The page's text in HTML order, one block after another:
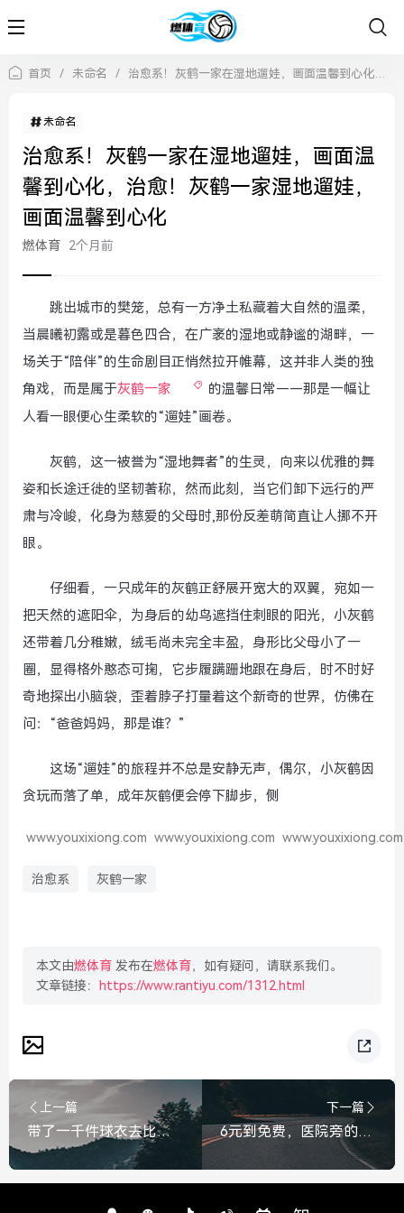
首页 / 未命名 / 治愈系！灰鹤一家在湿地遛娃，画面温馨到心化，治愈！灰鹤一家湿地遛娃，画面温馨到心化
未命名
治愈系！灰鹤一家在湿地遛娃，画面温
馨到心化，治愈！灰鹤一家湿地遛娃，
画面温馨到心化
燃体育 2个月前
跳出城市的樊笼，总有一方净土私藏着大自然的温柔，
当晨曦初露或是暮色四合，在广袤的湿地或静谧的湖畔，一
场关于“陪伴”的生命剧目正悄然拉开帷幕，这并非人类的独
角戏，而是属于灰鹤一家
的温馨日常——那是一幅让
人看一眼便心生柔软的“遛娃”画卷。
灰鹤，这一被誉为“湿地舞者”的生灵，向来以优雅的舞
姿和长途迁徙的坚韧著称，然而此刻，当它们卸下远行的严
肃与冷峻，化身为慈爱的父母时,那份反差萌简直让人挪不开
眼。
仔细看，一只成年的灰鹤正舒展开宽大的双翼，宛如一
把天然的遮阳伞，为身后的幼鸟遮挡住刺眼的阳光，小灰鹤
还带着几分稚嫩，绒毛尚未完全丰盈，身形比父母小了一
圈，显得格外憨态可掬，它步履蹒跚地跟在身后，时不时好
奇地探出小脑袋，歪着脖子打量着这个新奇的世界，仿佛在
问：“爸爸妈妈，那是谁？”
这场“遛娃”的旅程并不总是安静无声，偶尔，小灰鹤因
贪玩而落了单，成年灰鹤便会停下脚步，侧
www.youxixiong.com www.youxixiong.com www.youxixiong.com
治愈系 灰鹤一家
本文由燃体育 发布在燃体育，如有疑问，请联系我们。
文章链接：
https://www.rantiyu.com/1312.html
上一篇
带了一千件球衣去比赛？揭秘法国队移动衣橱背后的豪横与温情，带千件球衣出征！揭秘法国队移动衣橱背后的豪横与温情
下一篇
6元到免费，医院旁的盒饭摊，摊出了最暖的人间烟火，6元到免费，医院旁的盒饭摊，摊出了最暖的人间烟火